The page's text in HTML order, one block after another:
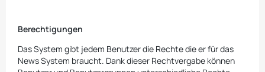
Berechtigungen
Das System gibt jedem Benutzer die Rechte die er für das
News System braucht. Dank dieser Rechtvergabe können